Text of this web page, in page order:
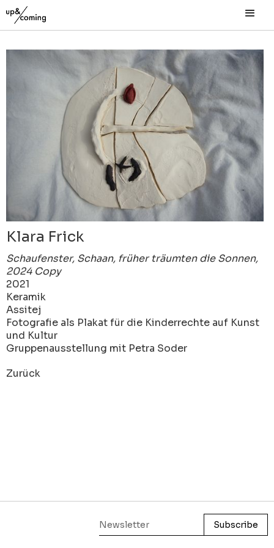
Klara Frick
Schaufenster, Schaan, früher träumten die Sonnen,
2024 Copy
2021
Keramik
Assitej
Fotografie als Plakat für die Kinderrechte auf Kunst
und Kultur
Gruppenausstellung mit Petra Soder
Zurück